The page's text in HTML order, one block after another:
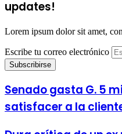
updates!
Lorem ipsum dolor sit amet,
Escribe tu correo electrónico
Senado gasta G. 5
satisfacer a la